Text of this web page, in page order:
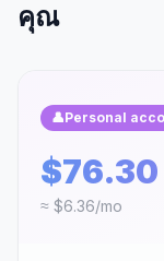
คุณ
👤Personal
$76.30
≈ $6.36/mo